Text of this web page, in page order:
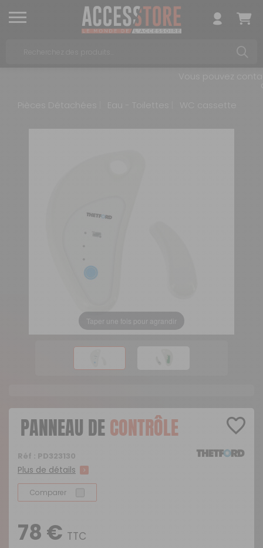
Taper une fois pour agrandir
PANNEAU DECONTRÔLE
Réf : PD323130
Plus de détails
Comparer
78 € TTC